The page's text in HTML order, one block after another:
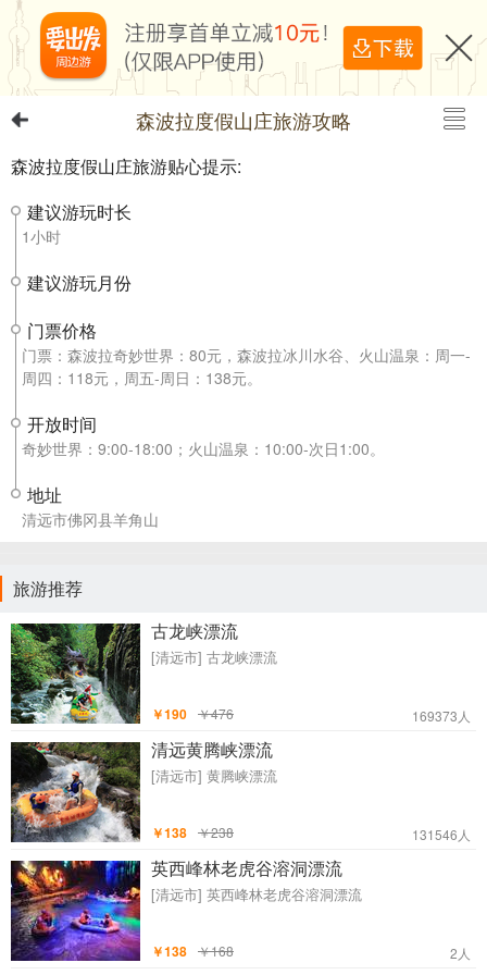
森波拉度假山庄旅游攻略
森波拉度假山庄旅游贴心提示:
建议游玩时长
1小时
建议游玩月份
门票价格
门票：森波拉奇妙世界：80元，森波拉冰川水谷、火山温泉：周一-
周四：118元，周五-周日：138元。
开放时间
奇妙世界：9:00-18:00；火山温泉：10:00-次日1:00。
地址
清远市佛冈县羊角山
旅游推荐
古龙峡漂流
[清远市] 古龙峡漂流
￥190 ￥476 169373人
清远黄腾峡漂流
[清远市] 黄腾峡漂流
￥138 ￥238 131546人
英西峰林老虎谷溶洞漂流
[清远市] 英西峰林老虎谷溶洞漂流
￥138 ￥168 2人